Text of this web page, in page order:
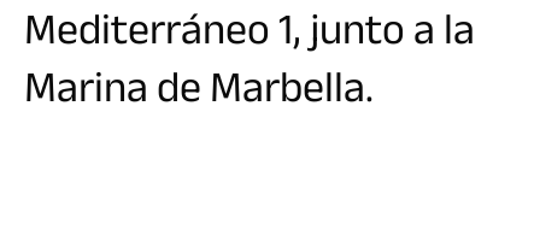
Mediterráneo 1, junto a la
Marina de Marbella.